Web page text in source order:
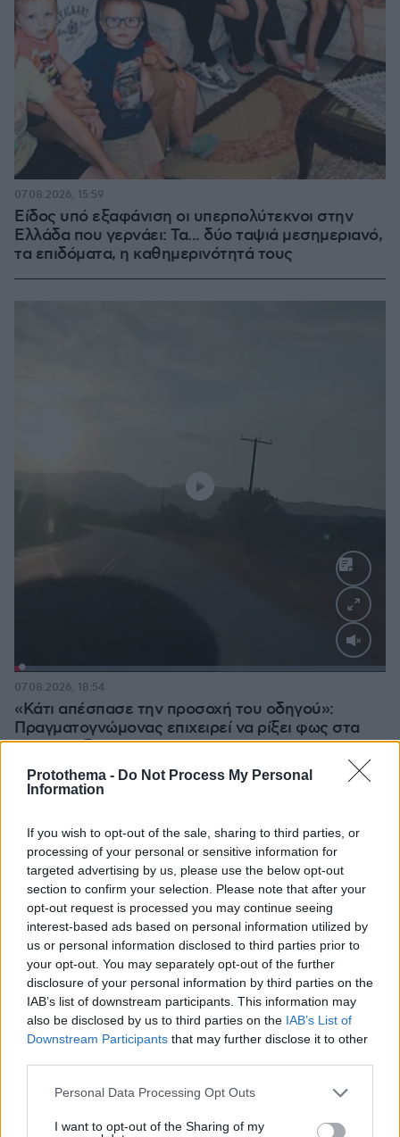
Protothema - Do Not Process My Personal
Information
If you wish to opt-out of the sale, sharing to third parties, or
processing of your personal or sensitive information for
targeted advertising by us, please use the below opt-out
section to confirm your selection. Please note that after your
opt-out request is processed you may continue seeing
interest-based ads based on personal information utilized by
us or personal information disclosed to third parties prior to
your opt-out. You may separately opt-out of the further
disclosure of your personal information by third parties on the
IAB’s list of downstream participants. This information may
also be disclosed by us to third parties on the IAB’s List of
Downstream Participants that may further disclose it to other
Please note that this website/app uses one or more Google
not limited to your visit or usage behaviour. You may click to
Personal Data Processing Opt Outs
I want to opt-out of the Sharing of my
Είδος υπό εξαφάνιση οι υπερπολύτεκνοι στην
Ελλάδα που γερνάει: Τα... δύο ταψιά μεσημεριανό,
τα επιδόματα, η καθημερινότητά τους
07.08.2026, 15:59
Loaded:
«Κάτι απέσπασε την προσοχή του οδηγού»:
Πραγματογνώμονας επιχειρεί να ρίξει φως στα
αίτια του δυστυχήματος στις Σέρρες
07.08.2026, 18:54
Καρυστιανού και αυλικοί το
μετέτρεψαν σε φοβικό αρχηγικό
κόμμα
07.08.2026, 19:33 13
«Άξιζε να θέσουμε σε κίνδυνο μια
οικογένεια λύκων, για να σώσουμε
έναν σκύλο; Όχι» λέει ο ερευνητής
μετά τις επικρίσεις για τον θάνατο του
λευκού κουταβιού
πατέρας και σύζυγος των θυμάτων